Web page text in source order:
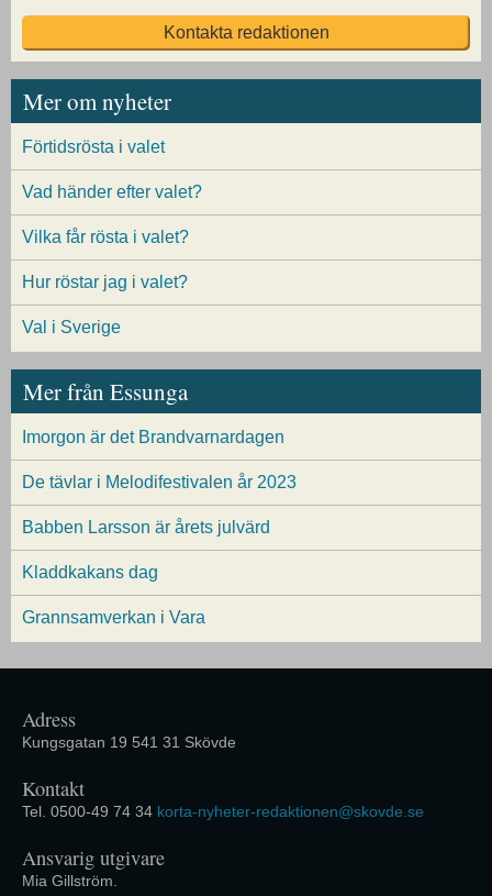
Kontakta redaktionen
Mer om nyheter
Förtidsrösta i valet
Vad händer efter valet?
Vilka får rösta i valet?
Hur röstar jag i valet?
Val i Sverige
Mer från Essunga
Imorgon är det Brandvarnardagen
De tävlar i Melodifestivalen år 2023
Babben Larsson är årets julvärd
Kladdkakans dag
Grannsamverkan i Vara
Adress
Kungsgatan 19 541 31 Skövde
Kontakt
Tel. 0500-49 74 34 korta-nyheter-redaktionen@skovde.se
Ansvarig utgivare
Mia Gillström.